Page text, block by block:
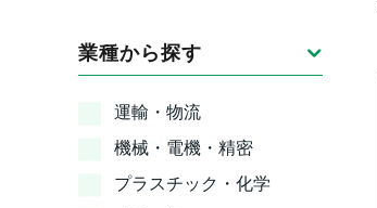
業種から探す
運輸・物流
機械・電機・精密
プラスチック・化学